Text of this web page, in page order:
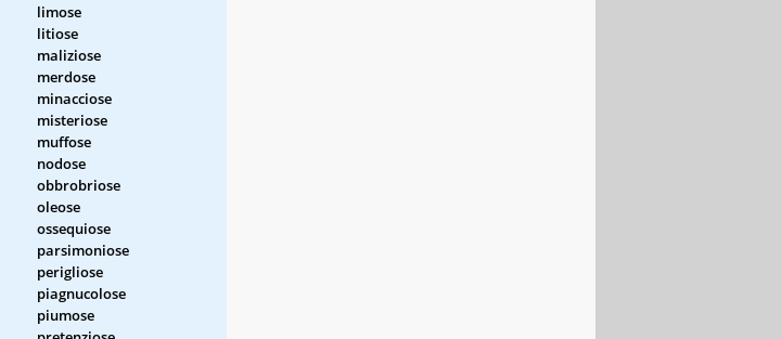
limose
litiose
maliziose
merdose
minacciose
misteriose
muffose
nodose
obbrobriose
oleose
ossequiose
parsimoniose
perigliose
piagnucolose
piumose